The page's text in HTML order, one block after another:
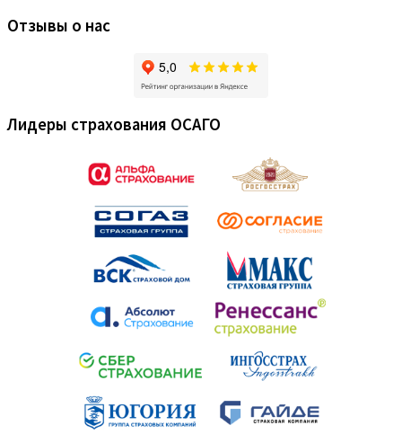
Отзывы о нас
Лидеры страхования ОСАГО